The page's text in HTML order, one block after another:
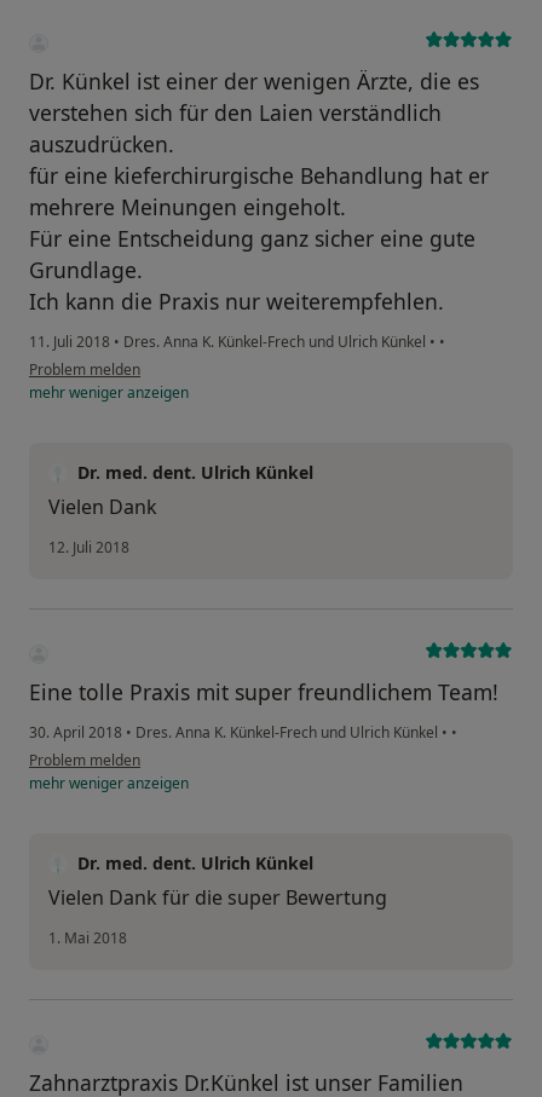
Dr. Künkel ist einer der wenigen Ärzte, die es
verstehen sich für den Laien verständlich
auszudrücken.
für eine kieferchirurgische Behandlung hat er
mehrere Meinungen eingeholt.
Für eine Entscheidung ganz sicher eine gute
Grundlage.
Ich kann die Praxis nur weiterempfehlen.
11. Juli 2018 • Dres. Anna K. Künkel-Frech und Ulrich Künkel • •
Problem melden
mehrwenigeranzeigen
Dr. med. dent. Ulrich Künkel
Vielen Dank
12. Juli 2018
Eine tolle Praxis mit super freundlichem Team!
30. April 2018 • Dres. Anna K. Künkel-Frech und Ulrich Künkel • •
Problem melden
mehrwenigeranzeigen
Dr. med. dent. Ulrich Künkel
Vielen Dank für die super Bewertung
1. Mai 2018
Zahnarztpraxis Dr.Künkel ist unser Familien